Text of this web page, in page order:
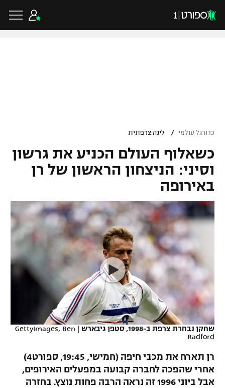
VOD
רץ ברשת
תוצאות
לוח שידורים
גביע הטוטו
ליגיונרים
גביע המדינה
נבחרת ישראל
מכבי חיפה
בית"ר ירושלים
מכבי תל אביב
הפועל תל אביב
הפועל חיפה
הפועל באר שבע
ליגת האלופות
ליגה אירופית
ליגה אנגלית
ליגה גרמנית
ליגה ספרדית
ליגה איטלקית
ליגה צרפתית
ליגה הולנדית
ליגה סינית
כדורסל ישראלי
ליגת ווינר סל
ליגה לאומית
כדורסל נשים
מכבי תל אביב
הפועל חולון
הפועל ירושלים
דני אבדיה
כדורסל עולמי
NBA
יורוקאפ
ענפים נוספים
טניס
כדוריד
כדורעף
שחייה
אגרוף
כדורגל עולמי / ליגה צרפתית
כשאלוף העולם הכניע את גרשון
וסיני: הניצחון הראשון של רן
באירופה
שחקן נבחרת צרפת ב-1998, סטפן גיבארש |
GettyImages, Ben
Radford
רן תארח את מכבי חיפה (חמישי, 19:45, ספורט4)
אחרי שהפכה לחברה קבועה במפעלים האירופים,
אבל ביוני 1996 זה נראה הרבה פחות נוצץ. בחזרה